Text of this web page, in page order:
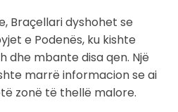
Braçellari dyshohet se
e Podenës, ku kishte
dhe mbante disa qen. Një
marrë informacion se ai
zonë të thellë malore.